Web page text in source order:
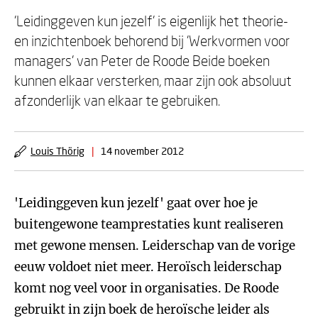
'Leidinggeven kun jezelf' is eigenlijk het theorie-
en inzichtenboek behorend bij 'Werkvormen voor
managers' van Peter de Roode Beide boeken
kunnen elkaar versterken, maar zijn ook absoluut
afzonderlijk van elkaar te gebruiken.
Louis Thörig | 14 november 2012
'Leidinggeven kun jezelf' gaat over hoe je
buitengewone teamprestaties kunt realiseren
met gewone mensen. Leiderschap van de vorige
eeuw voldoet niet meer. Heroïsch leiderschap
komt nog veel voor in organisaties. De Roode
gebruikt in zijn boek de heroïsche leider als